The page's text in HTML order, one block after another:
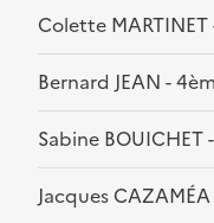
Colette
Bernard JEAN -
Sabine BOUICHET
Jacques